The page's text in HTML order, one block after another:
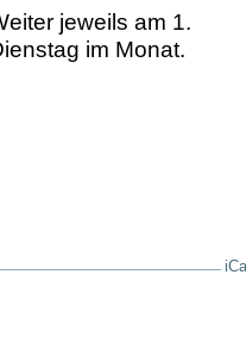
jeweils am 1.
im Monat.